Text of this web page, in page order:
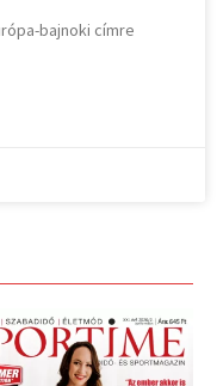
bajnoki címre